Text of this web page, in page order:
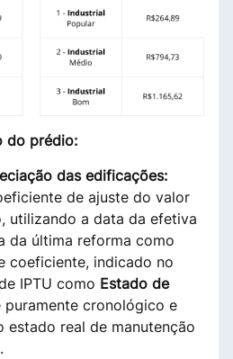
do prédio:
das edificações:
de ajuste do valor
utilizando a data da efetiva
da última reforma como
coeficiente, indicado no
IPTU como Estado de
puramente cronológico e
estado real de manutenção